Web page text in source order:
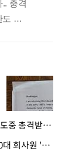
· 멕시코 유명 인플루언서, 생방송 도중 총격받아 사망
· SNS에 '대통령 살해' 협박글…30대 회사원 '불구속 송치'